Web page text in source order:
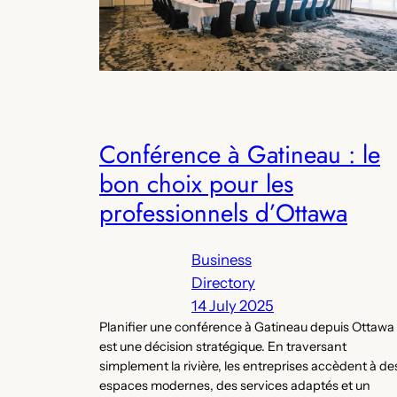
Conférence à Gatineau : le
bon choix pour les
professionnels d’Ottawa
Business
Directory
14 July 2025
Planifier une conférence à Gatineau depuis Ottawa
est une décision stratégique. En traversant
simplement la rivière, les entreprises accèdent à
espaces modernes, des services adaptés et un